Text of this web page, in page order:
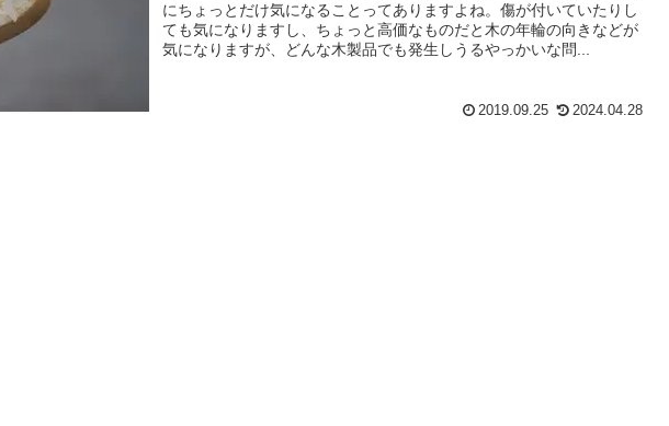
にちょっとだけ気になることってありますよね。傷が付いていたりし
ても気になりますし、ちょっと高価なものだと木の年輪の向きなどが
気になりますが、どんな木製品でも発生しうるやっかいな問...
2019.09.25 2024.04.28